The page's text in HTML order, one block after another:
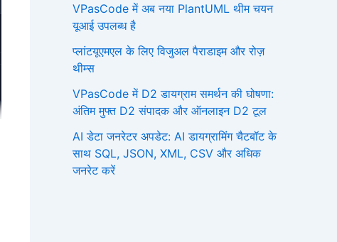
VPasCode में अब नया PlantUML थीम चयन
यूआई उपलब्ध है
प्लांटयूएमएल के लिए विजुअल पैराडाइम और रोज़
थीम्स
VPasCode में D2 डायग्राम समर्थन की घोषणा:
अंतिम मुफ्त D2 संपादक और ऑनलाइन D2 टूल
AI डेटा जनरेटर अपडेट: AI डायग्रामिंग चैटबॉट के
साथ SQL, JSON, XML, CSV और अधिक
जनरेट करें